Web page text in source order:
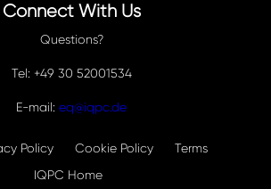
Connect With Us
Questions?
Tel: +49 30 52001534
E-mail: eq@iqpc.de
Policy Cookie Policy
Terms
IQPC Home